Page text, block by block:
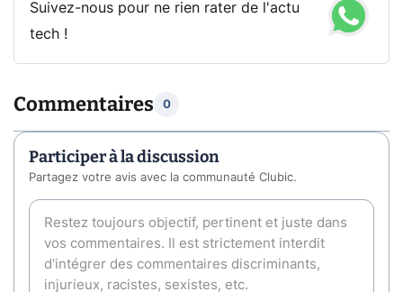
Suivez-nous pour ne rien rater de l'actu
tech !
Commentaires 0
Participer à la discussion
Partagez votre avis avec la communauté Clubic.